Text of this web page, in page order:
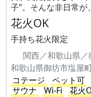
子”。そんな非日常が
花火OK
手持ち花火限定
関西／和歌山県／
和歌山県御坊市塩屋
コテージ
ペット可
サウナ
Wi-Fi 花火